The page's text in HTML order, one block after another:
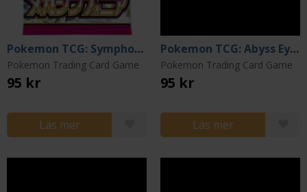
Pokemon TCG: Symphonia M1S Booster - Japansk
Pokemon Trading Card Game
95 kr
Läs mer
Pokemon TCG: Abyss Eye M5 Booster - Japansk
Pokemon Trading Card Game
95 kr
Läs mer